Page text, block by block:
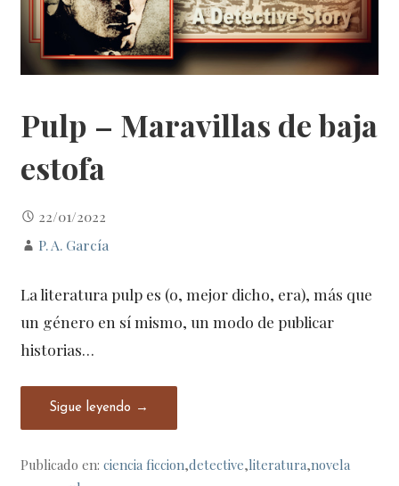
Pulp – Maravillas de baja
estofa
22/01/2022
P. A. García
La literatura pulp es (o, mejor dicho, era), más que
un género en sí mismo, un modo de publicar
historias…
Sigue leyendo →
Publicado en:ciencia ficcion,detective,literatura,novela